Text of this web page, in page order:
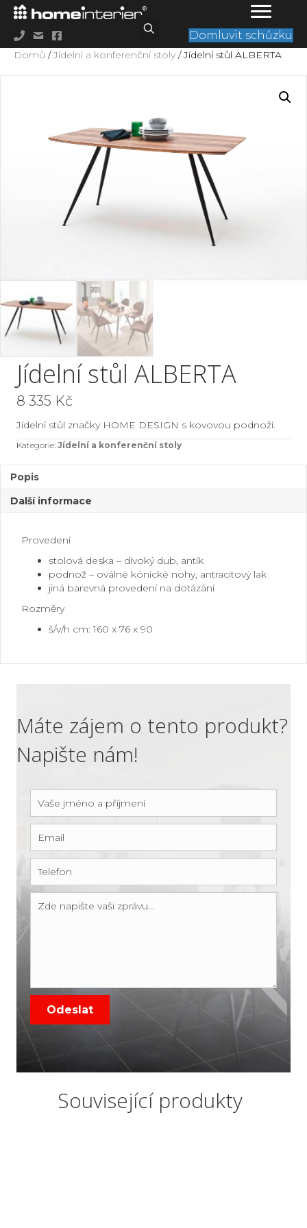
Domluvit schůzku
Domů /Jídelní a konferenční stoly / Jídelní stůl ALBERTA
Jídelní stůl ALBERTA
8 335 Kč
Jídelní stůl značky HOME DESIGN s kovovou podnoží.
Kategorie: Jídelní a konferenční stoly
Popis
Další informace
Provedení
stolová deska – divoký dub, antik
podnož – oválné kónické nohy, antracitový lak
jiná barevná provedení na dotázání
Rozměry
š/v/h cm: 160 x 76 x 90
Máte zájem o tento produkt?
Napište nám!
Související produkty